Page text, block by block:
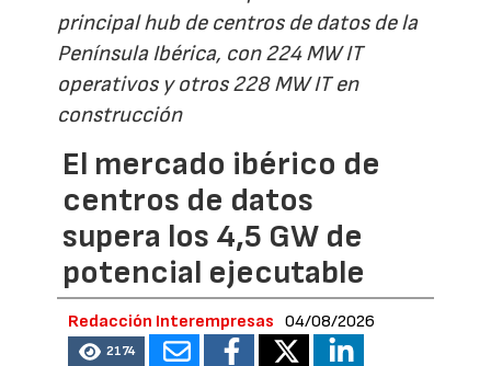
principal hub de centros de datos de la
Península Ibérica, con 224 MW IT
operativos y otros 228 MW IT en
construcción
El mercado ibérico de
centros de datos
supera los 4,5 GW de
potencial ejecutable
Redacción Interempresas 04/08/2026
2174